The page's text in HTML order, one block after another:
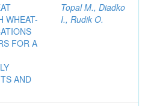
WHEAT-
FOR A
AND
Topal M., Diadko
I., Rudik O.